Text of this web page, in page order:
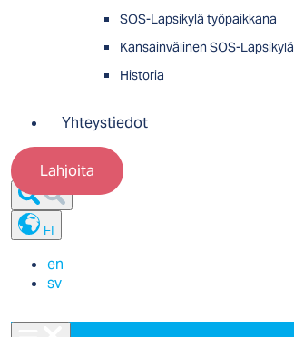
SOS-Lapsikylä työpaikkana
Kansainvälinen SOS-Lapsikylä
Historia
Yhteystiedot
Lahjoita
FI
en
sv